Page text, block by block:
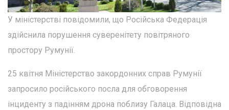
У міністерстві повідомили, що Російська Федерація
здійснила порушення суверенітету повітряного
простору Румунії.
25 квітня Міністерство закордонних справ Румунії
запросило російського посла для обговорення
інциденту з падінням дрона поблизу Галаца. Відповідна